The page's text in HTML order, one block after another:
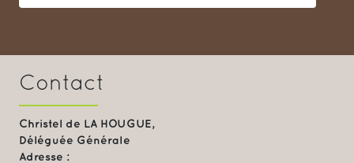
Contact
Christel de LA HOUGUE,
Déléguée Générale
Adresse :